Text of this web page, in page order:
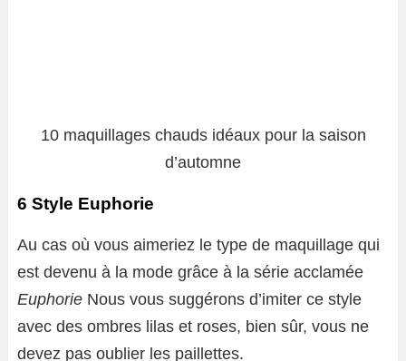
10 maquillages chauds idéaux pour la saison
d’automne
6 Style Euphorie
Au cas où vous aimeriez le type de maquillage qui
est devenu à la mode grâce à la série acclamée
Euphorie Nous vous suggérons d’imiter ce style
avec des ombres lilas et roses, bien sûr, vous ne
devez pas oublier les paillettes.